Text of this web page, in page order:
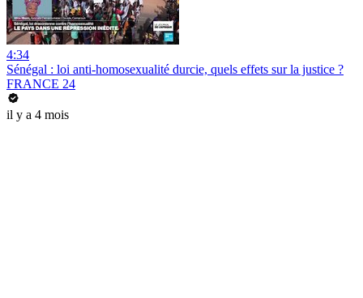
4:34
Sénégal : loi anti-homosexualité durcie, quels effets sur la justice ?
FRANCE 24
il y a 4 mois